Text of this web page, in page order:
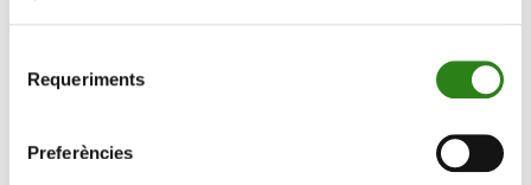
Requeriments
Preferències
digitalització en processos, productes i serveis, i
a la seva activitat bancària i financera.